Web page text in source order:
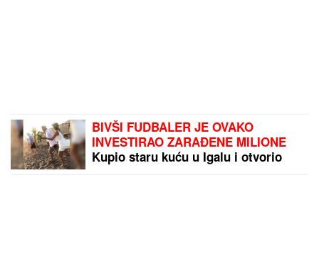
BIVŠI FUDBALER JE OVAKO
INVESTIRAO ZARAĐENE MILIONE
Kupio staru kuću u Igalu i otvorio